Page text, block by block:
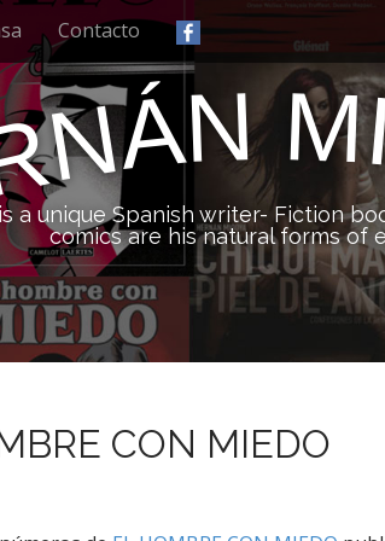
Contacto
NÁN M
is a unique Spanish writer- Fiction
comics are his natural forms of
CON MIEDO